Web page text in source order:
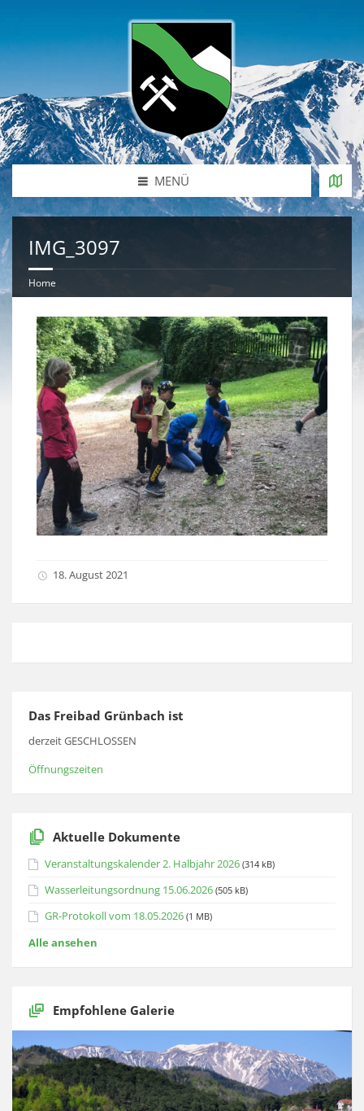
MENÜ
IMG_3097
Home
18. August 2021
Das Freibad Grünbach ist
derzeit GESCHLOSSEN
Öffnungszeiten
Aktuelle Dokumente
Veranstaltungskalender 2. Halbjahr 2026 (314 kB)
Wasserleitungsordnung 15.06.2026 (505 kB)
GR-Protokoll vom 18.05.2026 (1 MB)
Alle ansehen
Empfohlene Galerie